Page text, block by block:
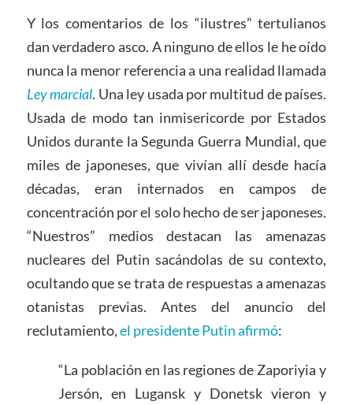
Y los comentarios de los “ilustres” tertulianos
dan verdadero asco. A ninguno de ellos le he oído
nunca la menor referencia a una realidad llamada
Ley marcial. Una ley usada por multitud de países.
Usada de modo tan inmisericorde por Estados
Unidos durante la Segunda Guerra Mundial, que
miles de japoneses, que vivían allí desde hacía
décadas, eran internados en campos de
concentración por el solo hecho de ser japoneses.
“Nuestros” medios destacan las amenazas
nucleares del Putin sacándolas de su contexto,
ocultando que se trata de respuestas a amenazas
otanistas previas. Antes del anuncio del
reclutamiento,el presidente Putin afirmó:
“La población en las regiones de Zaporiyia y
Jersón, en Lugansk y Donetsk vieron y